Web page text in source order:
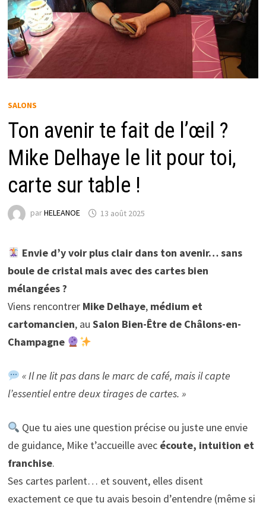
SALONS
Ton avenir te fait de l’œil ?
Mike Delhaye le lit pour toi,
carte sur table !
parHELEANOE 13 août 2025
Envie d’y voir plus clair dans ton avenir… sans
boule de cristal mais avec des cartes bien
mélangées ?
Viens rencontrer Mike Delhaye, médium et
cartomancien, au Salon Bien-Être de Châlons-en-
Champagne
« Il ne lit pas dans le marc de café, mais il capte
l’essentiel entre deux tirages de cartes. »
Que tu aies une question précise ou juste une envie
de guidance, Mike t’accueille avec écoute, intuition et
franchise.
Ses cartes parlent… et souvent, elles disent
exactement ce que tu avais besoin d’entendre (même si